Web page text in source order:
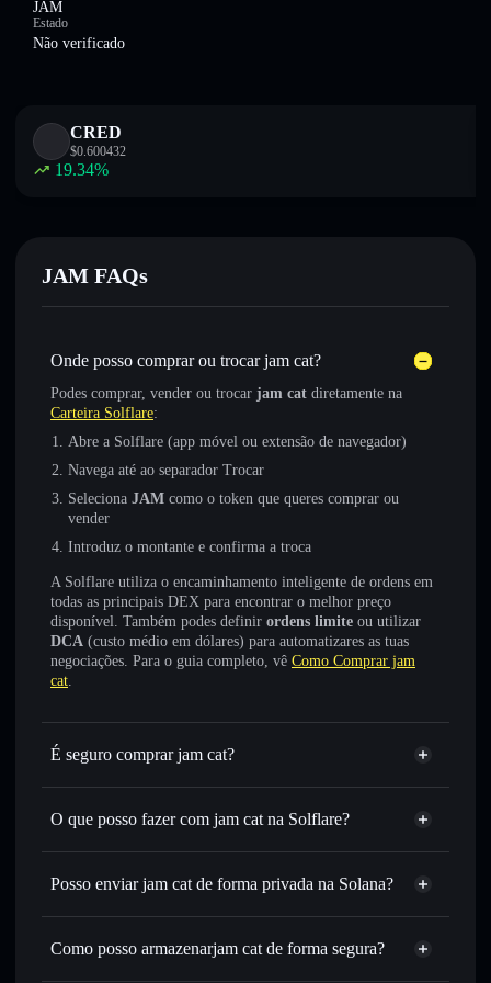
JAM
Estado
Não verificado
CRED
$0.600432
19.34%
JAM FAQs
Onde posso comprar ou trocar jam cat?
Podes comprar, vender ou trocar jam cat diretamente na
Carteira Solflare:
Abre a Solflare (app móvel ou extensão de navegador)
Navega até ao separador Trocar
Seleciona JAM como o token que queres comprar ou
vender
Introduz o montante e confirma a troca
A Solflare utiliza o encaminhamento inteligente de ordens em
todas as principais DEX para encontrar o melhor preço
disponível. Também podes definir ordens limite ou utilizar
DCA (custo médio em dólares) para automatizares as tuas
negociações. Para o guia completo, vê Como Comprar jam
cat.
É seguro comprar jam cat?
jam cat não está verificado
O que posso fazer com jam cat na Solflare?
jam cat
Carteira Solflare
Trocar instantaneamente— trocar JAM por SOL, USDC
inteligente de ordens para obteres o melhor preço
Posso enviar jam cat de forma privada na Solana?
Agregador de Privacidade
Como posso armazenarjam cat de forma segura?